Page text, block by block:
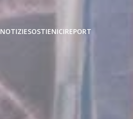
NOTIZIESOSTIENICIREPORT